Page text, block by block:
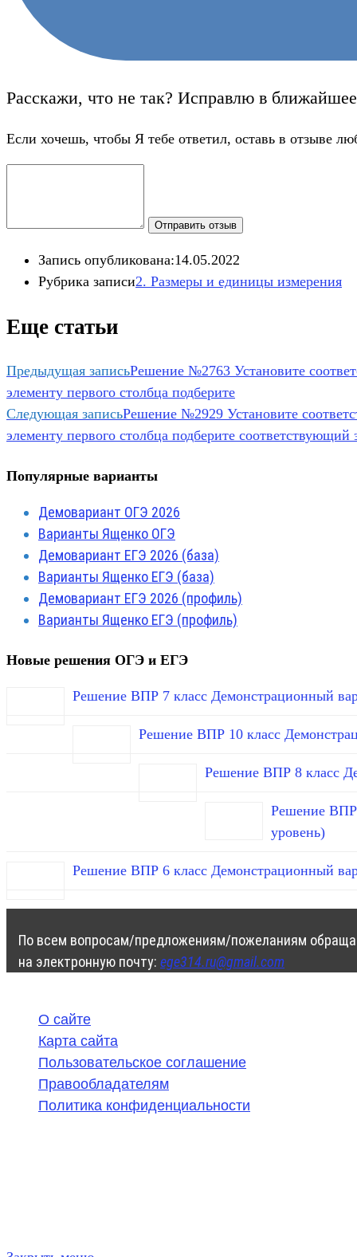
Расскажи, что не так? Исправлю в
Если хочешь, чтобы Я тебе ответил, оставь в отзыве
Отправить отзыв
Запись опубликована:14.05.2022
Рубрика записи2. Размеры и единицы измерения​
Еще статьи
Предыдущая записьРешение №2763 Установите
элементу первого столбца подберите
Следующая записьРешение №2929 Установите
элементу первого столбца подберите соответствующий
Популярные варианты
Демовариант ОГЭ 2026
Варианты Ященко ОГЭ
Демовариант ЕГЭ 2026 (база)
Варианты Ященко ЕГЭ (база)
Демовариант ЕГЭ 2026 (профиль)
Варианты Ященко ЕГЭ (профиль)
Новые решения ОГЭ и ЕГЭ
Решение ВПР 7 класс Демонстрационный
Решение ВПР 10 класс
Решение ВПР 8 класс
Решение ВПР
уровень)
Решение ВПР 6 класс Демонстрационный
По всем вопросам/предложениям/пожеланиям
на электронную почту: ege314.ru@gmail.com
О сайте
Карта сайта
Пользовательское соглашение
Правообладателям
Политика конфиденциальности